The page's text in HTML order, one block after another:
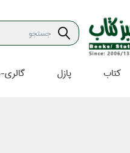
كتاب پازل